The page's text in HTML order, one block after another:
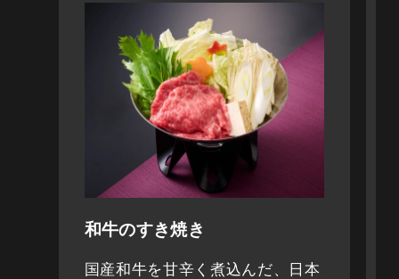
海老・穴子・鱚・なす・甘長唐辛子・南瓜・
甘味（フルーツあんみつ）
寒天・小豆・黒蜜・サトウキビ・オレンジ・
和牛のすき焼き
国産和牛を甘辛く煮込んだ、日本